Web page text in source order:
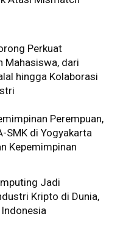
Perkuat
Mahasiswa, dari
hingga Kolaborasi
Perempuan,
SMK di Yogyakarta
Kepemimpinan
Jadi
Kripto di Dunia,